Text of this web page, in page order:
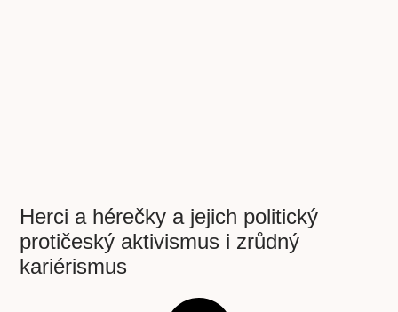
Herci a hérečky a jejich politický
protičeský aktivismus i zrůdný
kariérismus